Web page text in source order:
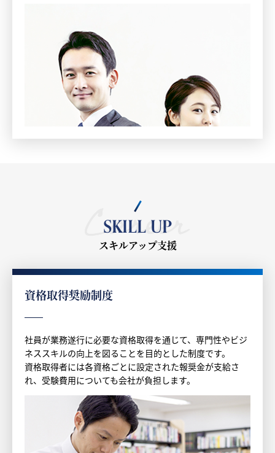
SKILL UP
スキルアップ支援
資格取得奨励制度
社員が業務遂行に必要な資格取得を通じて、専門性やビジ
ネススキルの向上を図ることを目的とした制度です。
資格取得者には各資格ごとに設定された報奨金が支給さ
れ、受験費用についても会社が負担します。